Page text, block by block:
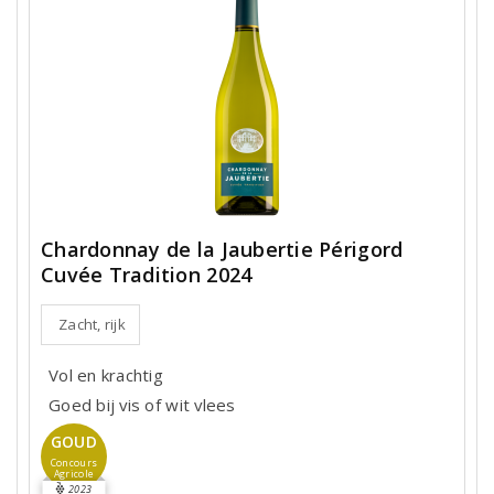
Chardonnay de la Jaubertie Périgord
Cuvée Tradition 2024
Zacht, rijk
Vol en krachtig
Goed bij vis of wit vlees
GOUD
Concours
Agricole
2023